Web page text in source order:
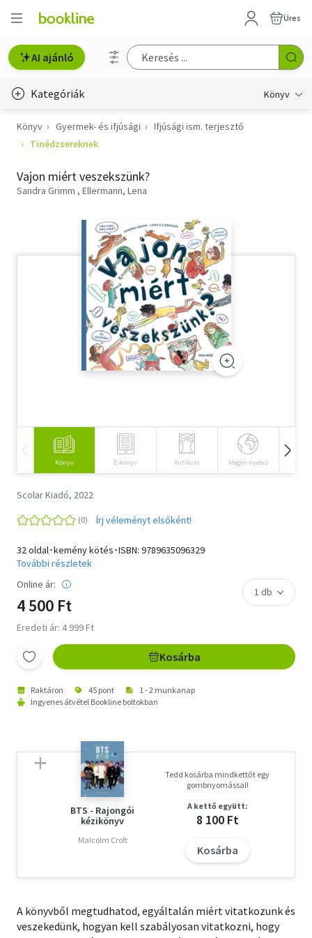
Üres
AI ajánló
Kategóriák Könyv
Életmód, egészség
Gyermek- és ifjúsági
Hobbi, szabadidő
Szótár, nyelvkönyv
Tankönyv, segédkönyv
Természettudomány
Történelem
Könyv Gyermek- és ifjúsági
Ifjúsági ism. terjesztő
Tinédzsereknek
Vajon miért veszekszünk?
Sandra Grimm Ellermann, Lena
Könyv E-könyv Antikvár Idegen nyelvű
Scolar Kiadó, 2022
Írj véleményt elsőként!
32 oldal･kemény kötés･ISBN: 9789635096329
További részletek
Online ár:
4 500 Ft
Eredeti ár: 4 999 Ft
Kosárba
Raktáron 45 pont
1 - 2 munkanap
Ingyenes átvétel Bookline boltokban
BTS - Rajongói
kézikönyv
Malcolm Croft
Tedd kosárba mindkettőt egy
gombnyomással!
A kettő együtt:
8 100 Ft
Kosárba
A könyvből megtudhatod, egyáltalán miért vitatkozunk és
veszekedünk, hogyan kell szabályosan vitatkozni, hogy